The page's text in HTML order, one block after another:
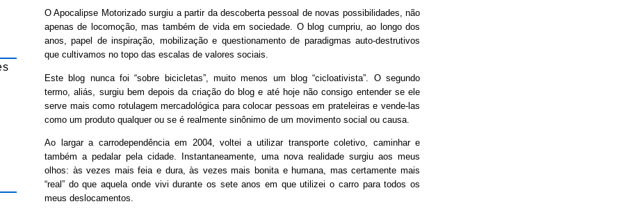
O Apocalipse Motorizado surgiu a partir da descoberta pessoal de novas possibilidades, não
apenas de locomoção, mas também de vida em sociedade. O blog cumpriu, ao longo dos
anos, papel de inspiração, mobilização e questionamento de paradigmas auto-destrutivos
que cultivamos no topo das escalas de valores sociais.
Este blog nunca foi “sobre bicicletas”, muito menos um blog “cicloativista”. O segundo
termo, aliás, surgiu bem depois da criação do blog e até hoje não consigo entender se ele
serve mais como rotulagem mercadológica para colocar pessoas em prateleiras e vende-las
como um produto qualquer ou se é realmente sinônimo de um movimento social ou causa.
Ao largar a carrodependência em 2004, voltei a utilizar transporte coletivo, caminhar e
também a pedalar pela cidade. Instantaneamente, uma nova realidade surgiu aos meus
olhos: às vezes mais feia e dura, às vezes mais bonita e humana, mas certamente mais
“real” do que aquela onde vivi durante os sete anos em que utilizei o carro para todos os
meus deslocamentos.